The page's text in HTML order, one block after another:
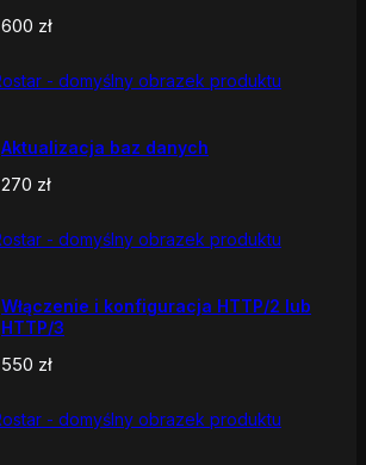
600 zł
Aktualizacja baz danych
270 zł
Włączenie i konfiguracja HTTP/2 lub
HTTP/3
550 zł